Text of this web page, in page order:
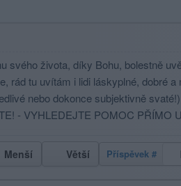
života, díky Bohu, bolestně
tu uvítám i lidi láskyplné, dobré a
nebo dokonce subjektivně
- VYHLEDEJTE POMOC PŘÍMO
Menší Větší Příspěvek #